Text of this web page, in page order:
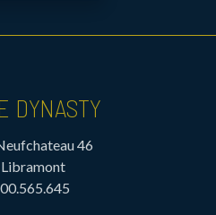
DYNASTY
46